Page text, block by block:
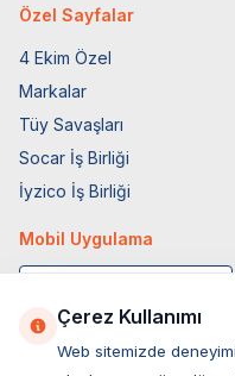
Özel Sayfalar
4 Ekim Özel
Markalar
Tüy Savaşları
Socar İş Birliği
İyzico İş Birliği
Mobil Uygulama
Çerez Kullanımı
Web sitemizde